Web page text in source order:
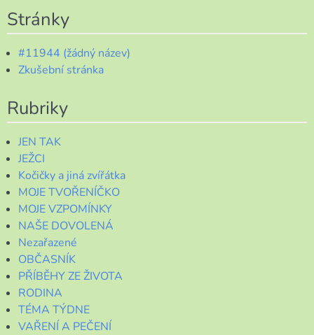
Stránky
#11944 (žádný název)
Zkušební stránka
Rubriky
JEN TAK
JEŽCI
Kočičky a jiná zvířátka
MOJE TVOŘENÍČKO
MOJE VZPOMÍNKY
NAŠE DOVOLENÁ
Nezařazené
OBČASNÍK
PŘÍBĚHY ZE ŽIVOTA
RODINA
TÉMA TÝDNE
VAŘENÍ A PEČENÍ